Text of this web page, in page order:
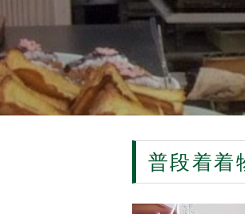
普段着着